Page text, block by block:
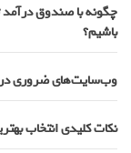
چگونه با صندوق
باشیم؟
وب‌سایت‌های ضروری در
نکات کلیدی انتخاب